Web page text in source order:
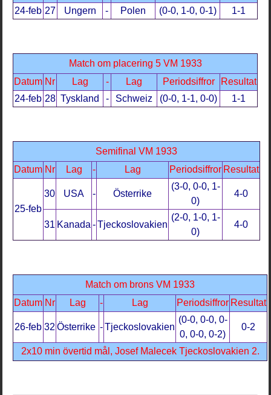
24-feb 27 Ungern - Polen (0-0, 1-0, 0-1) 1-1
Match om placering 5 VM 1933
Datum Nr Lag - Lag Periodsiffror
Resultat
24-feb 28 Tyskland - Schweiz (0-0, 1-1, 0-0) 1-1
Semifinal VM 1933
Datum Nr Lag - Lag Periodsiffror Resultat
25-feb
30 USA - Österrike
(3-0, 0-0, 1-
0)
4-0
31 Kanada - Tjeckoslovakien
(2-0, 1-0, 1-
0)
4-0
Match om brons VM 1933
Datum Nr Lag - Lag Periodsiffror Resultat
26-feb 32 Österrike - Tjeckoslovakien
(0-0, 0-0, 0-
0, 0-0, 0-2)
0-2
2x10 min övertid mål, Josef Malecek Tjeckoslovakien 2.